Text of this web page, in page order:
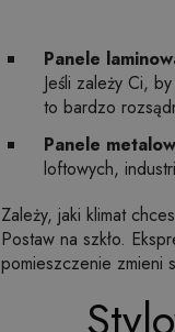
Panele
Jeśli zależy Ci,
to bardzo
Panele
loftowych,
Zależy, jaki klimat
Postaw na szkło.
pomieszczenie zmieni